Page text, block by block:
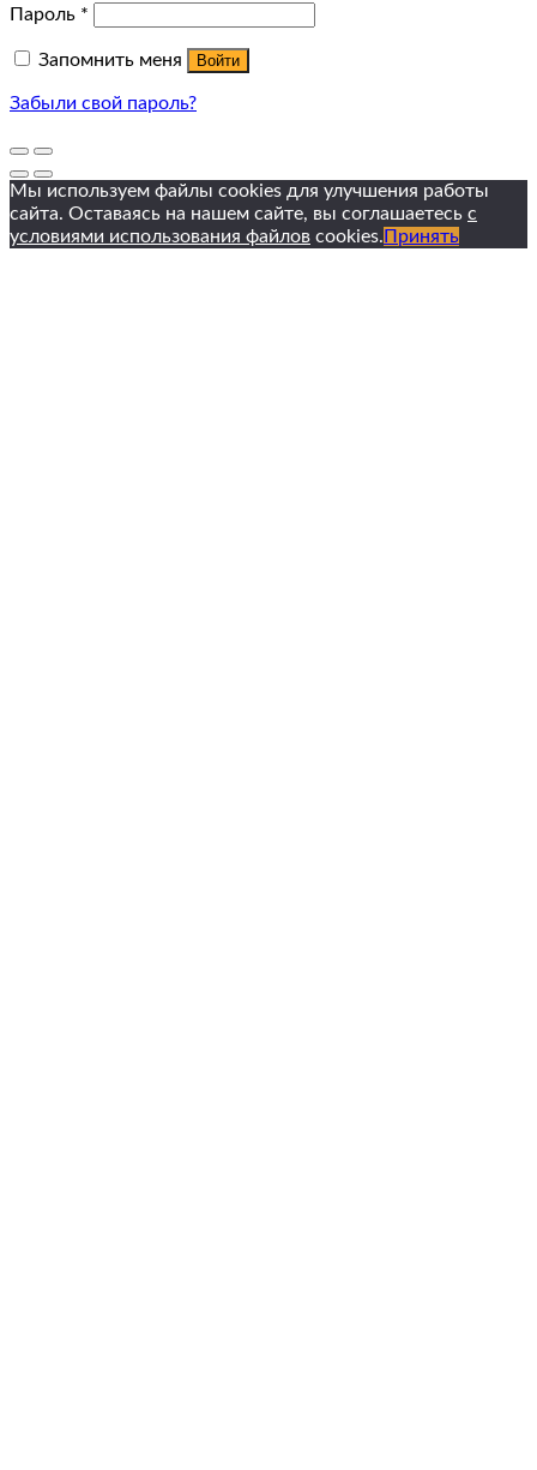
Пароль *
Запомнить меня Войти
Забыли свой пароль?
Мы используем файлы cookies для улучшения работы
сайта. Оставаясь на нашем сайте, вы соглашаетесь с
условиями использования файлов cookies. Принять